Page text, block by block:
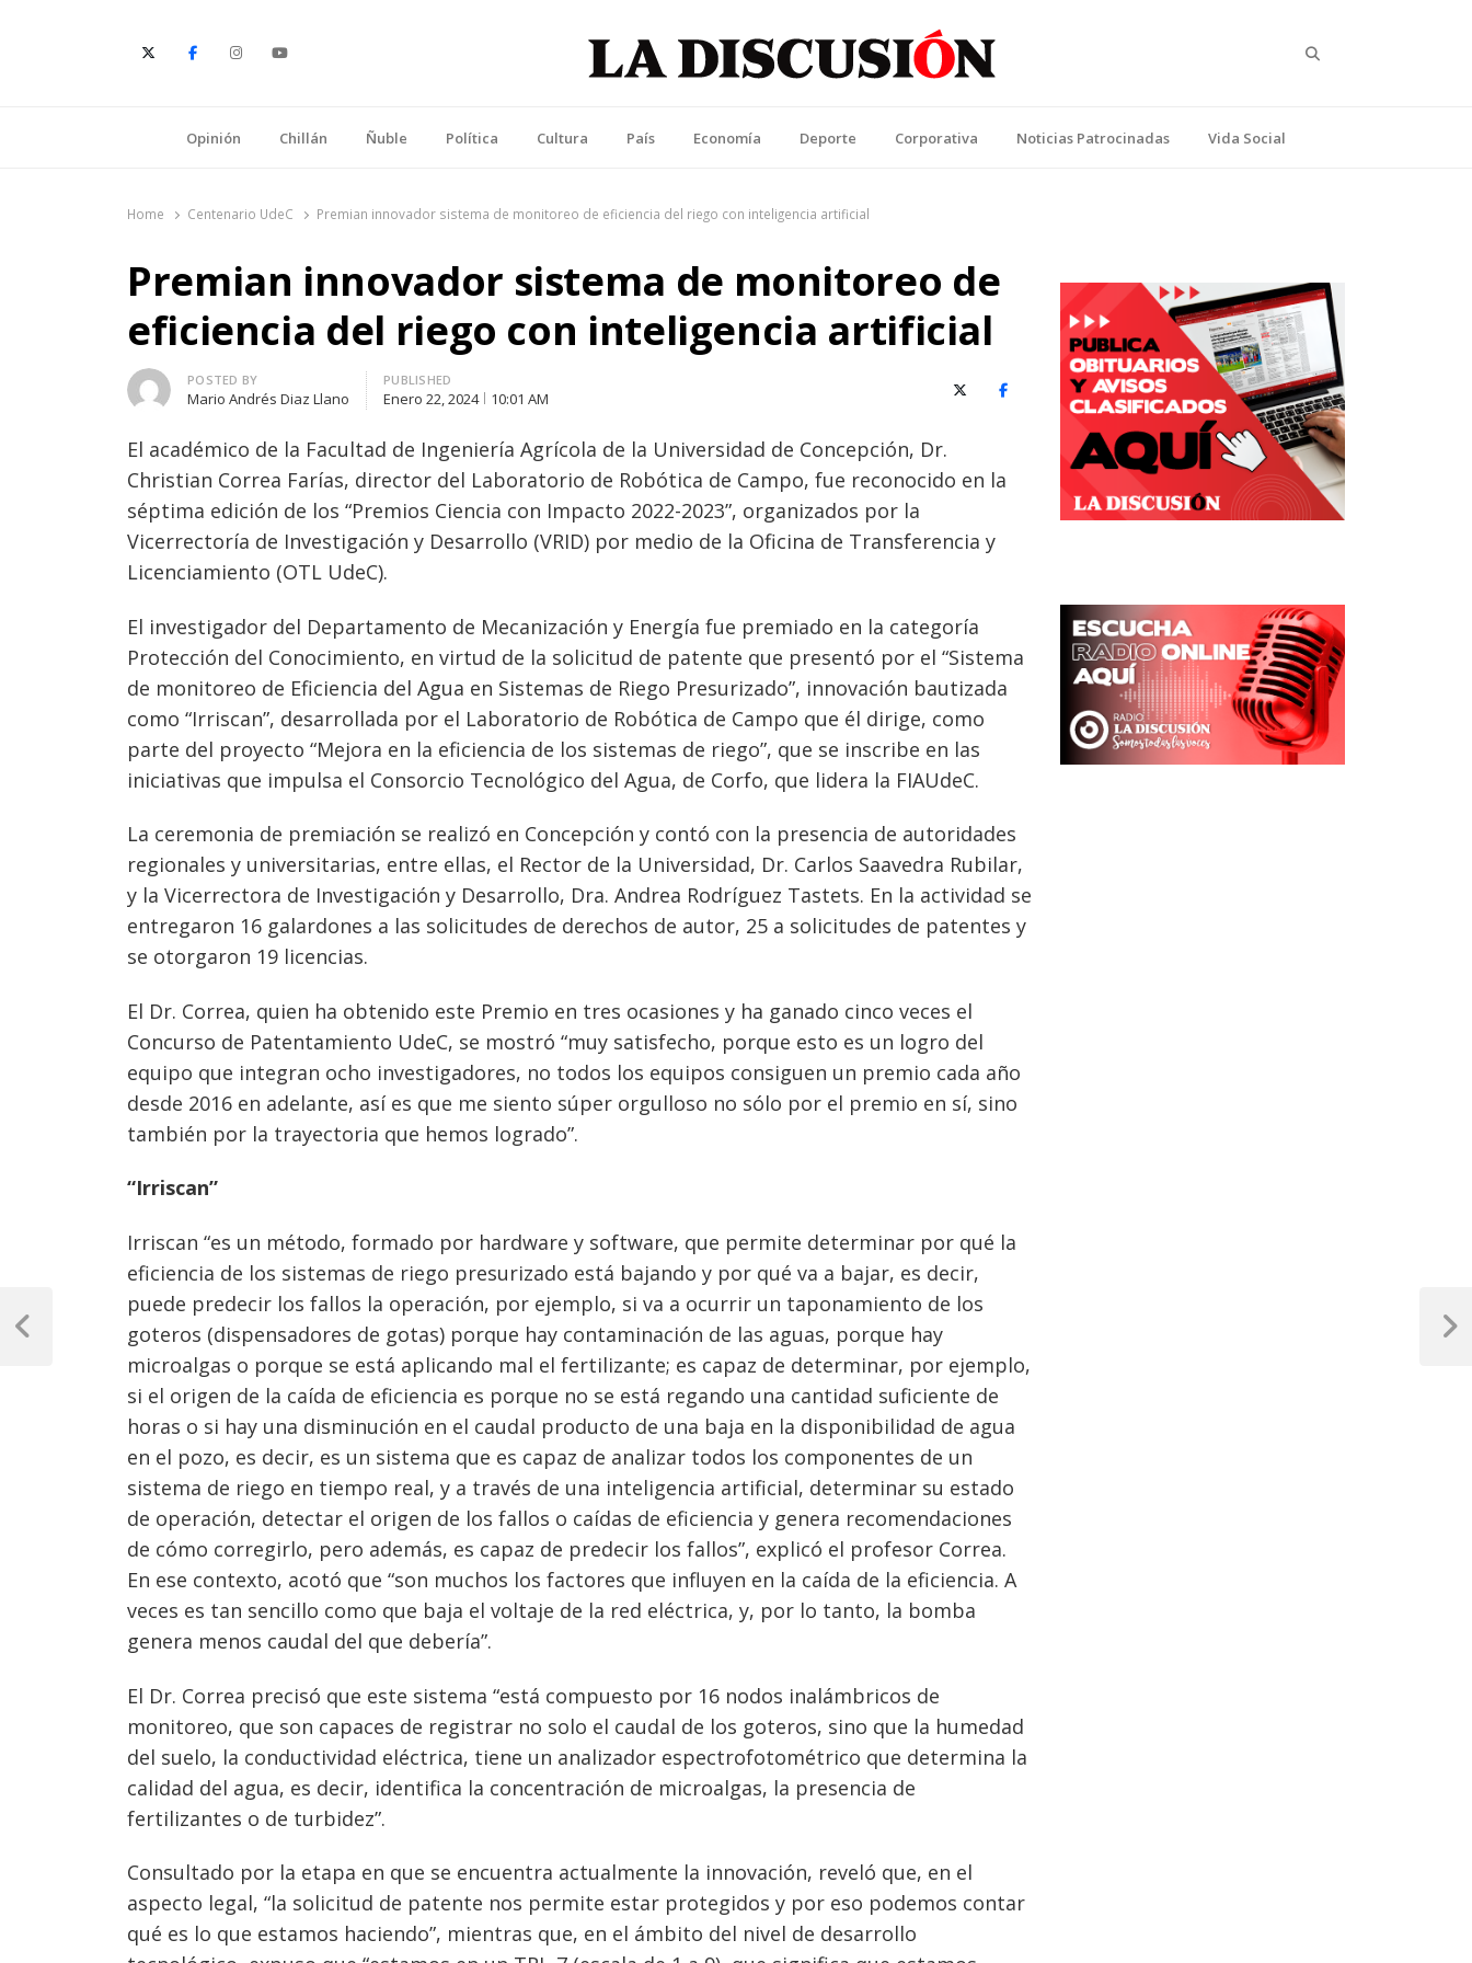
Opinión Chillán Ñuble Política Cultura País Economía Deporte Corporativa Noticias Patrocinadas Vida Social
Home Centenario UdeC Premian innovador sistema de monitoreo de eficiencia del riego con inteligencia artificial
Premian innovador sistema de monitoreo de
eficiencia del riego con inteligencia artificial
Author
POSTED BY
Mario Andrés Diaz Llano
PUBLISHED
Enero 22, 2024 10:01 AM X (Twitter)Facebook
El académico de la Facultad de Ingeniería Agrícola de la Universidad de Concepción, Dr.
Christian Correa Farías, director del Laboratorio de Robótica de Campo, fue reconocido en la
séptima edición de los “Premios Ciencia con Impacto 2022-2023”, organizados por la
Vicerrectoría de Investigación y Desarrollo (VRID) por medio de la Oficina de Transferencia y
Licenciamiento (OTL UdeC).
El investigador del Departamento de Mecanización y Energía fue premiado en la categoría
Protección del Conocimiento, en virtud de la solicitud de patente que presentó por el “Sistema
de monitoreo de Eficiencia del Agua en Sistemas de Riego Presurizado”, innovación bautizada
como “Irriscan”, desarrollada por el Laboratorio de Robótica de Campo que él dirige, como
parte del proyecto “Mejora en la eficiencia de los sistemas de riego”, que se inscribe en las
iniciativas que impulsa el Consorcio Tecnológico del Agua, de Corfo, que lidera la FIAUdeC.
La ceremonia de premiación se realizó en Concepción y contó con la presencia de autoridades
regionales y universitarias, entre ellas, el Rector de la Universidad, Dr. Carlos Saavedra Rubilar,
y la Vicerrectora de Investigación y Desarrollo, Dra. Andrea Rodríguez Tastets. En la actividad se
entregaron 16 galardones a las solicitudes de derechos de autor, 25 a solicitudes de patentes y
se otorgaron 19 licencias.
El Dr. Correa, quien ha obtenido este Premio en tres ocasiones y ha ganado cinco veces el
Concurso de Patentamiento UdeC, se mostró “muy satisfecho, porque esto es un logro del
equipo que integran ocho investigadores, no todos los equipos consiguen un premio cada año
desde 2016 en adelante, así es que me siento súper orgulloso no sólo por el premio en sí, sino
también por la trayectoria que hemos logrado”.
“Irriscan”
Irriscan “es un método, formado por hardware y software, que permite determinar por qué la
eficiencia de los sistemas de riego presurizado está bajando y por qué va a bajar, es decir,
puede predecir los fallos la operación, por ejemplo, si va a ocurrir un taponamiento de los
goteros (dispensadores de gotas) porque hay contaminación de las aguas, porque hay
microalgas o porque se está aplicando mal el fertilizante; es capaz de determinar, por ejemplo,
si el origen de la caída de eficiencia es porque no se está regando una cantidad suficiente de
horas o si hay una disminución en el caudal producto de una baja en la disponibilidad de agua
en el pozo, es decir, es un sistema que es capaz de analizar todos los componentes de un
sistema de riego en tiempo real, y a través de una inteligencia artificial, determinar su estado
de operación, detectar el origen de los fallos o caídas de eficiencia y genera recomendaciones
de cómo corregirlo, pero además, es capaz de predecir los fallos”, explicó el profesor Correa.
En ese contexto, acotó que “son muchos los factores que influyen en la caída de la eficiencia. A
veces es tan sencillo como que baja el voltaje de la red eléctrica, y, por lo tanto, la bomba
genera menos caudal del que debería”.
El Dr. Correa precisó que este sistema “está compuesto por 16 nodos inalámbricos de
monitoreo, que son capaces de registrar no solo el caudal de los goteros, sino que la humedad
del suelo, la conductividad eléctrica, tiene un analizador espectrofotométrico que determina la
calidad del agua, es decir, identifica la concentración de microalgas, la presencia de
fertilizantes o de turbidez”.
Consultado por la etapa en que se encuentra actualmente la innovación, reveló que, en el
aspecto legal, “la solicitud de patente nos permite estar protegidos y por eso podemos contar
qué es lo que estamos haciendo”, mientras que, en el ámbito del nivel de desarrollo
Navegación
de
Previous
Next